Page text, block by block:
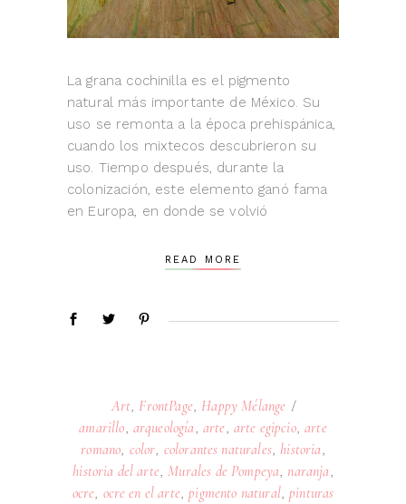
La grana cochinilla es el pigmento
natural más importante de México. Su
uso se remonta a la época prehispánica,
cuando los mixtecos descubrieron su
uso. Tiempo después, durante la
colonización, este elemento ganó fama
en Europa, en donde se volvió
READ MORE
Art FrontPage Happy Mélange
amarillo arqueología arte arte egipcio,arte
romano color colorantes naturales, historia
historia del arte Murales de Pompeya naranja
ocre ocre en el arte ,pigmento natural,pinturas